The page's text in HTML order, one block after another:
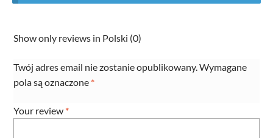
Show only reviews in Polski (0)
Twój adres email nie zostanie opublikowany. Wymagane
pola są oznaczone *
Your review *